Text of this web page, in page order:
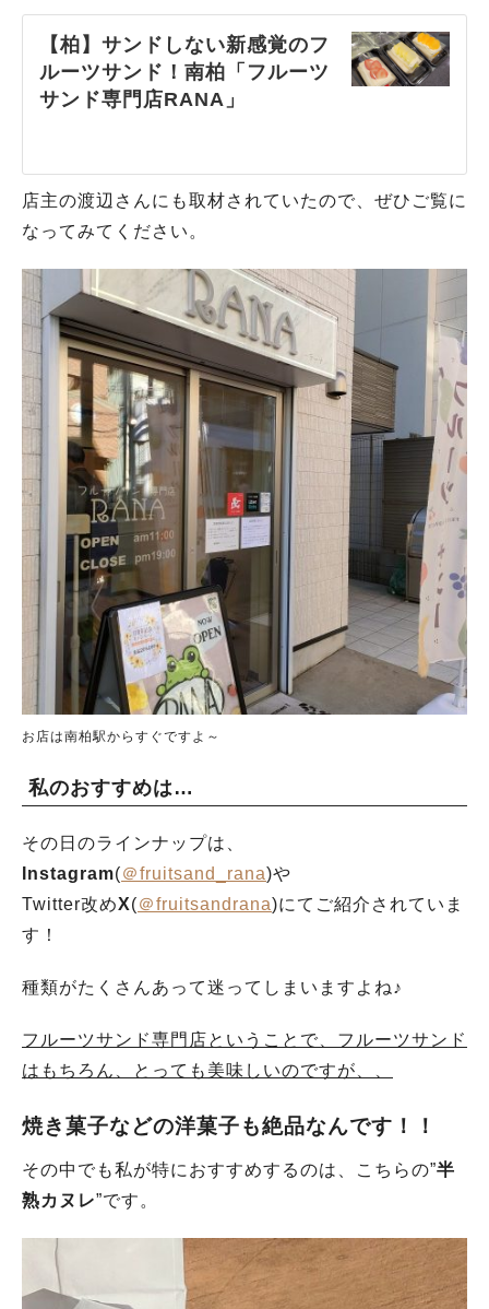
【柏】サンドしない新感覚のフ
ルーツサンド！南柏「フルーツ
サンド専門店RANA」
店主の渡辺さんにも取材されていたので、ぜひご覧に
なってみてください。
お店は南柏駅からすぐですよ～
私のおすすめは…
その日のラインナップは、
Instagram(＠fruitsand_rana)や
Twitter改めX(＠fruitsandrana)にてご紹介されていま
す！
種類がたくさんあって迷ってしまいますよね♪
フルーツサンド専門店ということで、フルーツサンド
はもちろん、とっても美味しいのですが、、
焼き菓子などの洋菓子も絶品なんです！！
その中でも私が特におすすめするのは、こちらの”半
熟カヌレ”です。